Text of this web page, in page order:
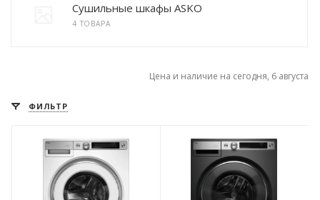
Сушильные шкафы ASKO
4 ТОВАРА
Цена и наличие на сегодня, 6 августа
ФИЛЬТР